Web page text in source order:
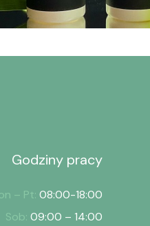
Godziny pracy
– Pt: 08:00-18:00
Sob: 09:00 – 14:00